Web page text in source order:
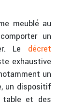
meublé au
un
Le décret
exhaustive
un
un dispositif
table et des